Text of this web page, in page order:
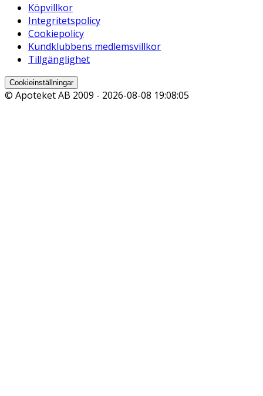
Köpvillkor
Integritetspolicy
Cookiepolicy
Kundklubbens medlemsvillkor
Tillgänglighet
Cookieinställningar
© Apoteket AB 2009 - 2026-08-08 19:08:05